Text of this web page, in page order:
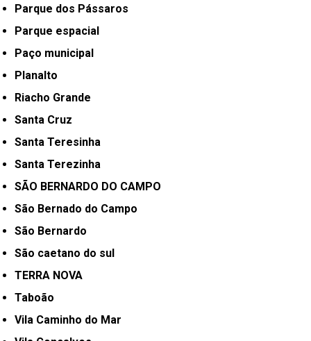
Parque dos Pássaros
Parque espacial
Paço municipal
Planalto
Riacho Grande
Santa Cruz
Santa Teresinha
Santa Terezinha
SÃO BERNARDO DO CAMPO
São Bernado do Campo
São Bernardo
São caetano do sul
TERRA NOVA
Taboão
Vila Caminho do Mar